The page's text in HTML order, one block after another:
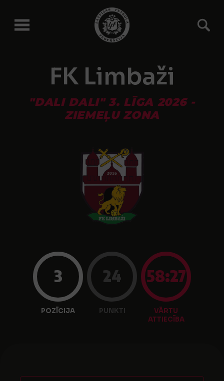
FK Limbaži
"DALI DALI" 3. LĪGA 2026 -
ZIEMEĻU ZONA
3
POZĪCIJA
24
PUNKTI
58:27
VĀRTU
ATTIECĪBA